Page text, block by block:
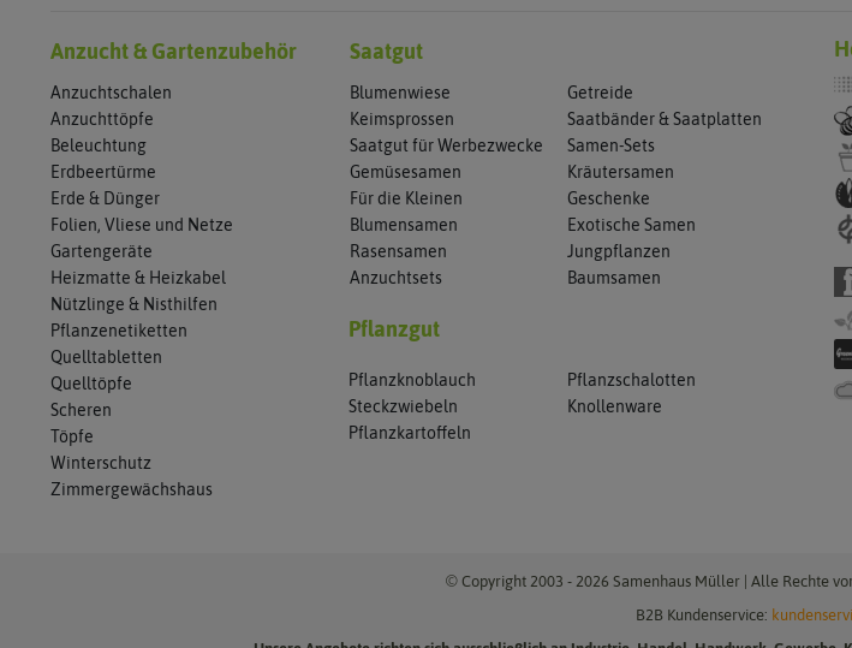
Anzucht & Gartenzubehör
Anzuchtschalen
Anzuchttöpfe
Beleuchtung
Erdbeertürme
Erde & Dünger
Folien, Vliese und Netze
Gartengeräte
Heizmatte & Heizkabel
Nützlinge & Nisthilfen
Pflanzenetiketten
Quelltabletten
Quelltöpfe
Scheren
Töpfe
Winterschutz
Zimmergewächshaus
Saatgut
Blumenwiese
Getreide
Keimsprossen
Saatbänder & Saatplatten
Saatgut für Werbezwecke
Samen-Sets
Gemüsesamen
Kräutersamen
Für die Kleinen
Geschenke
Blumensamen
Exotische Samen
Rasensamen
Jungpflanzen
Anzuchtsets
Baumsamen
Pflanzgut
Pflanzknoblauch
Pflanzschalotten
Steckzwiebeln
Knollenware
Pflanzkartoffeln
© Copyright 2003 - 2026 Samenhaus Müller | Alle Rechte
B2B Kundenservice: